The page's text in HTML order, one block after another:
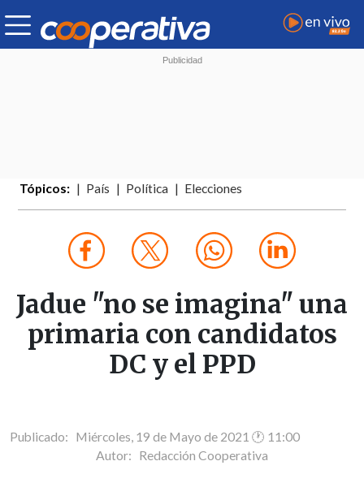
Tópicos: País Política Elecciones
Jadue "no se imagina" una
primaria con candidatos
DC y el PPD
Publicado: Miércoles, 19 de Mayo de 2021 🕐 11:00
Autor: Redacción Cooperativa